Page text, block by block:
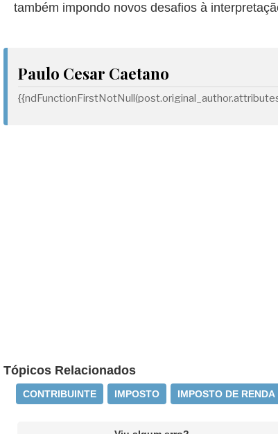
também impondo novos desafios à
Paulo Cesar Caetano
Tópicos Relacionados
CONTRIBUINTE IMPOSTO IMPOSTO DE RENDA